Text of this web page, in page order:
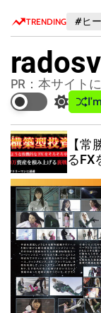
TRENDING #ヒ
PR：本サイト
S
w
i
t
c
h
c
o
l
o
r
m
o
d
e
【
るFX